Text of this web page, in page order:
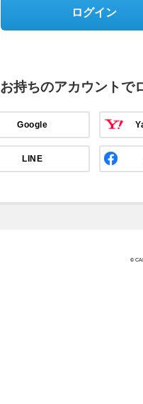
ログイン
お持ちのアカウントで
Google
LINE
©